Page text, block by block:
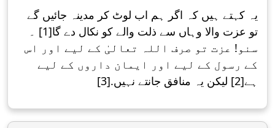
یہ کہتے ہیں کہ اگر ہم اب لوٹ کر مدینہ جائیں گے
تو عزت واﻻ وہاں سے ذلت والے کو نکال دے گا[1] ۔
سنو! عزت تو صرف اللہ تعالیٰ کے لیے اور اس
کے رسول کے لیے اور ایمان داروں کے لیے
ہے[2] لیکن یہ منافق جانتے نہیں.[3]